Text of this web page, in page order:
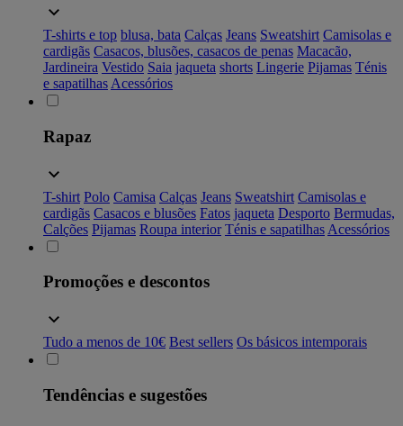
T-shirts e top blusa, bata Calças Jeans Sweatshirt Camisolas e
cardigãs Casacos, blusões, casacos de penas Macacão,
Jardineira Vestido Saia jaqueta shorts Lingerie Pijamas Ténis
e sapatilhas Acessórios
Rapaz
T-shirt Polo Camisa Calças Jeans Sweatshirt Camisolas e
cardigãs Casacos e blusões Fatos jaqueta Desporto Bermudas,
Calções Pijamas Roupa interior Ténis e sapatilhas Acessórios
Promoções e descontos
Tudo a menos de 10€ Best sellers Os básicos intemporais
Tendências e sugestões